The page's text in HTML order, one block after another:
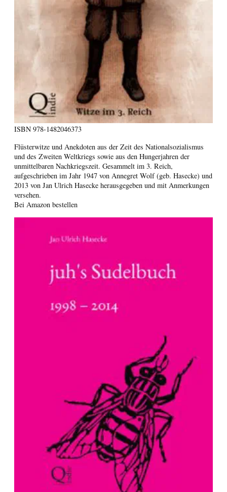
ISBN 978-1482046373
Flüsterwitze und Anekdoten aus der Zeit des Nationalsozialismus
und des Zweiten Weltkriegs sowie aus den Hungerjahren der
unmittelbaren Nachkriegszeit. Gesammelt im 3. Reich,
aufgeschrieben im Jahr 1947 von Annegret Wolf (geb. Hasecke) und
2013 von Jan Ulrich Hasecke herausgegeben und mit Anmerkungen
versehen.
Bei Amazon bestellen